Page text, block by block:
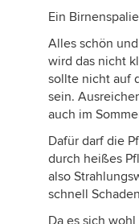
Ein
Alles schön
wird das nicht
sollte nicht auf
sein.
auch im
Dafür darf die
durch heißes
also
schnell